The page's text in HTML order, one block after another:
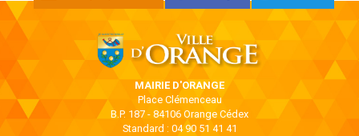
MAIRIE D'ORANGE
Place Clémenceau
B.P. 187 - 84106 Orange Cédex
Standard : 04 90 51 41 41